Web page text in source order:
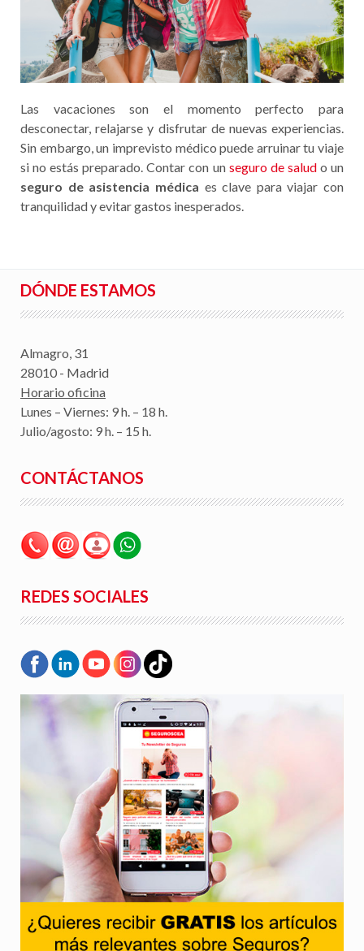
Las vacaciones son el momento perfecto para
desconectar, relajarse y disfrutar de nuevas experiencias.
Sin embargo, un imprevisto médico puede arruinar tu viaje
si no estás preparado. Contar con un seguro de saludo un
seguro de asistencia médica es clave para viajar con
tranquilidad y evitar gastos inesperados.
DÓNDE ESTAMOS
Almagro, 31
28010 - Madrid
Horario oficina
Lunes – Viernes: 9 h. – 18 h.
Julio/agosto: 9 h. – 15 h.
CONTÁCTANOS
REDES SOCIALES